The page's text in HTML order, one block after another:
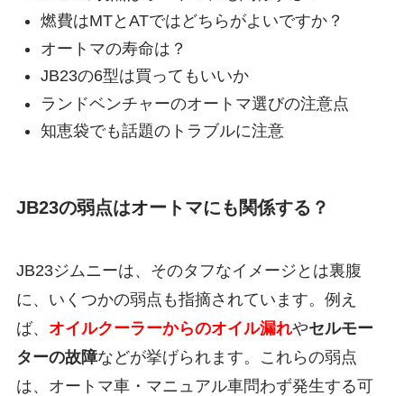
燃費はMTとATではどちらがよいですか？
オートマの寿命は？
JB23の6型は買ってもいいか
ランドベンチャーのオートマ選びの注意点
知恵袋でも話題のトラブルに注意
JB23の弱点はオートマにも関係する？
JB23ジムニーは、そのタフなイメージとは裏腹
に、いくつかの弱点も指摘されています。例え
ば、 オイルクーラーからのオイル漏れやセルモー
ターの故障などが挙げられます。これらの弱点
は、オートマ車・マニュアル車問わず発生する可